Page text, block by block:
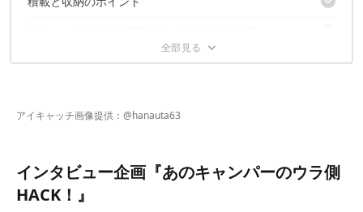
お気に入りアイテムを教えてください！ その1 Jeep ラングラ
その2 ヴィンテージの軍物BIG飯盒（メーカー不明）
その3 ヴィンテージのフランス手巻き置時計
お気に入りアイテムの購入場所は？
アイテムはどこにしまっていますか？
ルーフテントを導入したきっかけを教えてください。
@hanauta63さんのキャンプの楽しみ方を教えてください！
お気に入りのキャンプ場Best3
写真を撮るときに気をつけていることは？
よく使うハッシュタグがあれば教えてください
最高の写真
あなたのキャンプスタイルをCAMP HACKが記事にします！
アイキャッチ画像提供： @hanauta63
インタビュー企画『あのキャンパーのウラ側
HACK！』